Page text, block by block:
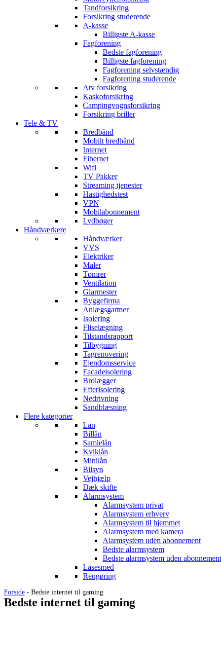
Tandforsikring
Forsikring studerende
A-kasse
Billigste A-kasse
Fagforening
Bedste fagforening
Billigste fagforening
Fagforening selvstændig
Fagforening studerende
Atv forsikring
Kaskoforsikring
Campingvognsforsikring
Forsikring briller
Tele & TV
Bredbånd
Mobilt bredbånd
Internet
Fibernet
Wifi
TV Pakker
Streaming tjenester
Hastighedstest
VPN
Mobilabonnement
Lydbøger
Håndværkere
Håndværker
VVS
Elektriker
Maler
Tømrer
Ventilation
Glarmester
Byggefirma
Anlægsgartner
Isolering
Fliselægning
Tilstandsrapport
Tilbygning
Tagrenovering
Ejendomsservice
Facadeisolering
Brolægger
Efterisolering
Nedrivning
Sandblæsning
Flere kategorier
Lån
Billån
Samlelån
Kviklån
Minilån
Bilsyn
Vejhjælp
Dæk skifte
Alarmsystem
Alarmsystem privat
Alarmsystem erhverv
Alarmsystem til hjemmet
Alarmsystem med kamera
Alarmsystem uden abonnement
Bedste alarmsystem
Bedste alarmsystem uden abonnement
Låsesmed
Rengøring
Forside - Bedste internet til gaming
Bedste internet til gaming